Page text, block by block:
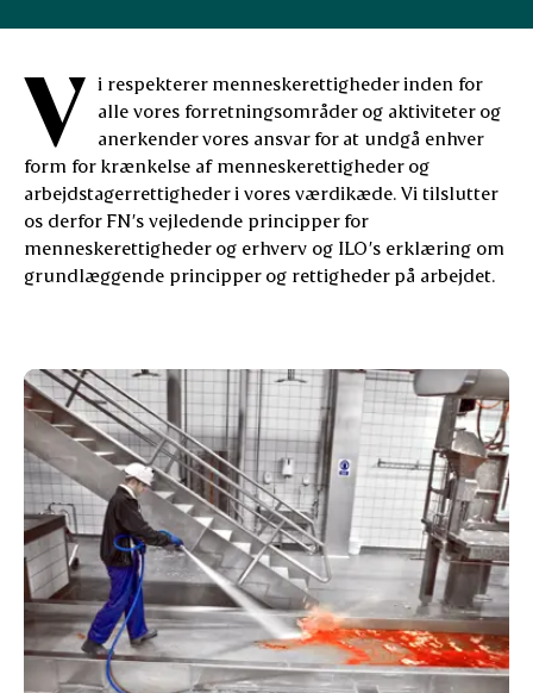
V i respekterer menneskerettigheder inden for
alle vores forretningsområder og aktiviteter og
anerkender vores ansvar for at undgå enhver
form for krænkelse af menneskerettigheder og
arbejdstagerrettigheder i vores værdikæde. Vi tilslutter
os derfor FN’s vejledende principper for
menneskerettigheder og erhverv og ILO’s erklæring om
grundlæggende principper og rettigheder på arbejdet.